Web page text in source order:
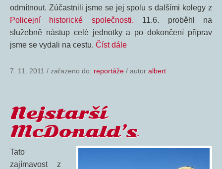
odmítnout. Zúčastnili jsme se jej spolu s dalšími kolegy z
Policejní historické společnosti. 11.6. proběhl na
služebně nástup celé jednotky a po dokončení příprav
jsme se vydali na cestu. Číst dále
7. 11. 2011 / zařazeno do: reportáže / autor albert
Nejstarší
McDonald’s
Tato
zajímavost z